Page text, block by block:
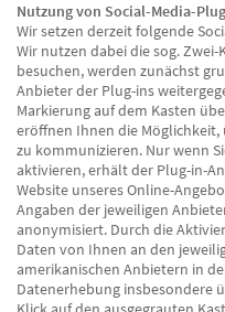
Nutzung von Social-Media-
Wir setzen derzeit folgende
Wir nutzen dabei die sog. Zwei-
besuchen, werden zunächst
Anbieter der Plug-ins
Markierung auf dem Kasten
eröffnen Ihnen die
zu kommunizieren. Nur wenn
aktivieren, erhält der Plug-in-
Website unseres Online-
Angaben der jeweiligen
anonymisiert. Durch die
Daten von Ihnen an den
amerikanischen Anbietern in
Datenerhebung insbesondere